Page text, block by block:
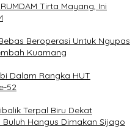
Tirta Mayang, Ini
Beroperasi Untuk Ngupas
Kuamang
Dalam Rangka HUT
52
Terpal Biru Dekat
Hangus Dimakan Sijago